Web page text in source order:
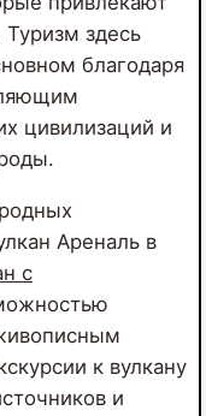
здесь
благодаря
цивилизаций и
Ареналь в
с
к вулкану
и